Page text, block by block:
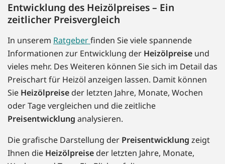
Entwicklung des Heizölpreises – Ein
zeitlicher Preisvergleich
In unserem Ratgeberfinden Sie viele spannende
Informationen zur Entwicklung der Heizölpreise und
vieles mehr. Des Weiteren können Sie sich im Detail das
Preischart für Heizöl anzeigen lassen. Damit können
Sie Heizölpreise der letzten Jahre, Monate, Wochen
oder Tage vergleichen und die zeitliche
Preisentwicklung analysieren.
Die grafische Darstellung der Preisentwicklung zeigt
Ihnen die Heizölpreise der letzten Jahre, Monate,